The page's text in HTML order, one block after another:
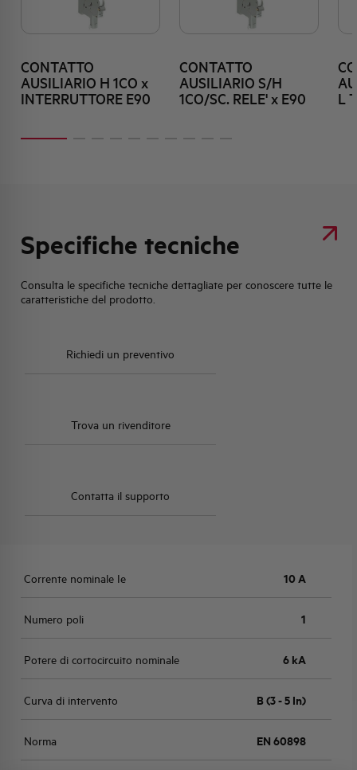
CONTATTO
AUSILIARIO H 1CO x
INTERRUTTORE E90
CONTATTO
AUSILIARIO S/H
1CO/SC. RELE' x E90
L
Specifiche tecniche
Consulta le specifiche tecniche dettagliate per conoscere tutte le
caratteristiche del prodotto.
Richiedi un preventivo
Trova un rivenditore
Contatta il supporto
Corrente nominale Ie 10 A
Numero poli 1
Potere di cortocircuito nominale 6 kA
Curva di intervento B (3 - 5 In)
Norma EN 60898